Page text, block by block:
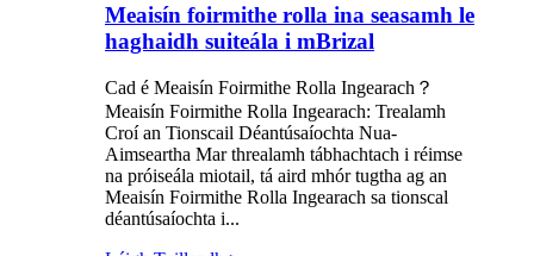
Meaisín foirmithe rolla ina seasamh le
haghaidh suiteála i mBrizal
Cad é Meaisín Foirmithe Rolla Ingearach？
Meaisín Foirmithe Rolla Ingearach: Trealamh
Croí an Tionscail Déantúsaíochta Nua-
Aimseartha Mar threalamh tábhachtach i réimse
na próiseála miotail, tá aird mhór tugtha ag an
Meaisín Foirmithe Rolla Ingearach sa tionscal
déantúsaíochta i...